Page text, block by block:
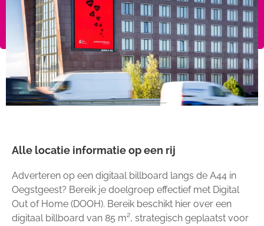
Alle locatie informatie op een rij
Adverteren op een digitaal billboard langs de A44 in
Oegstgeest? Bereik je doelgroep effectief met Digital
Out of Home (DOOH). Bereik beschikt hier over een
digitaal billboard van 85 m², strategisch geplaatst voor